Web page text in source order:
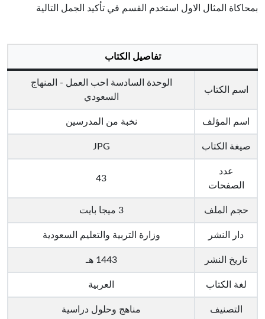
بمحاكاة المثال الاول استخدم القسم في تأكيد الجمل التالية
تفاصيل الكتاب
اسم الكتاب
الوحدة السادسة احب العمل - المنهاج
السعودي
اسم المؤلف نخبة من المدرسين
صيغة الكتاب JPG
عدد
الصفحات
43
حجم الملف 3 ميجا بايت
دار النشر وزارة التربية والتعليم السعودية
تاريخ النشر 1443 هـ
لغة الكتاب العربية
التصنيف مناهج وحلول دراسية